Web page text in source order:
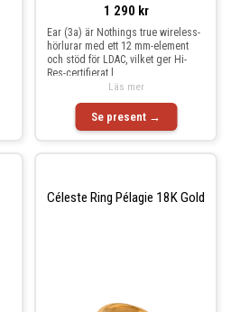
1 290 kr
Ear (3a) är Nothings true wireless-
hörlurar med ett 12 mm-element
och stöd för LDAC, vilket ger Hi-
Res-certifierat l
Se present →
Läs mer
Céleste Ring Pélagie 18K Gold